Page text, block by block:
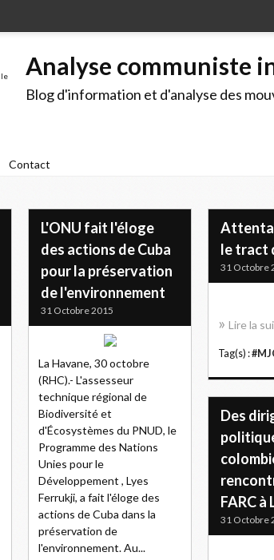
Analyse communiste
Blog d'information et d'analyse des
Contact
L'ONU fait l'éloge
des actions de Cuba
pour la préservation
de l'environnement
31 Octobre 2015
La Havane, 30 octobre
(RHC).- L'assesseur
technique régional de
Biodiversité et
d'Écosystèmes du PNUD, le
Programme des Nations
Unies pour le
Développement , Lyes
Ferrukji, a fait l'éloge des
actions de Cuba dans la
préservation de
l'environnement. Au...
le tract
31 Octobre
Lire la
Tag(s) :
Des
FARC à
31 Octobre